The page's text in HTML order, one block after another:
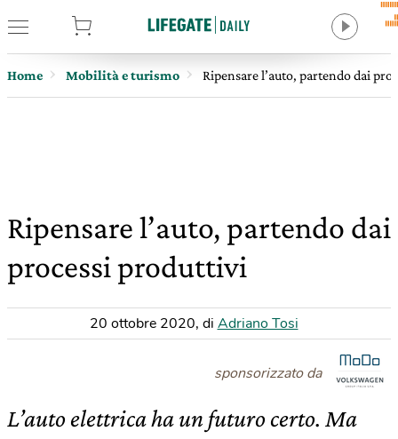
Home Mobilità e turismo Ripensare l’auto, partendo dai
Ripensare l’auto, partendo dai
processi produttivi
20 ottobre 2020, di Adriano Tosi
sponsorizzato da
L’auto elettrica ha un futuro certo. Ma